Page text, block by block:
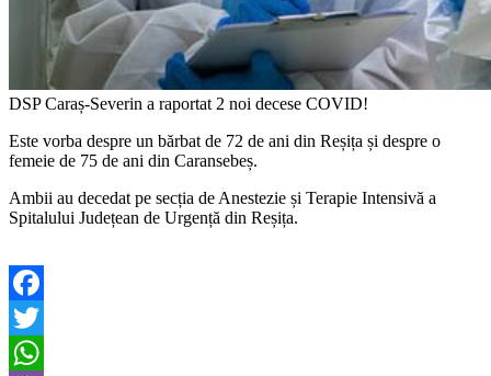
DSP Caraș-Severin a raportat 2 noi decese COVID!
Este vorba despre un bărbat de 72 de ani din Reșița și despre o
femeie de 75 de ani din Caransebeș.
Ambii au decedat pe secția de Anestezie și Terapie Intensivă a
Spitalului Județean de Urgență din Reșița.
Facebook
Twitter